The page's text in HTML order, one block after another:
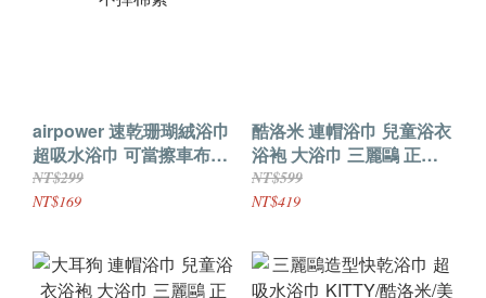
airpower 速乾珊瑚絨浴巾
超吸水浴巾 可當擦車布洗
車布 觸感細柔 快易乾燥
不掉棉絮
NT$299
NT$169
酷洛米 連帽浴巾 兒童浴衣
浴袍 大浴巾 三麗鷗 正版
授權
NT$599
NT$419